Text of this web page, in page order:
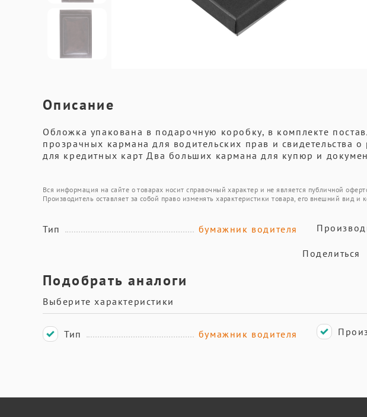
Описание
Обложка упакована в подарочную коробку, в комплекте
прозрачных кармана для водительских прав и свидетельства
для кредитных карт Два больших кармана для купюр и
Вся информация на сайте о товарах носит справочный характер и не является публичной
Производитель оставляет за собой право изменять характеристики товара, его внешний вид и
Тип бумажник водителя
Поделиться
Подобрать аналоги
Выберите характеристики
Тип бумажник водителя